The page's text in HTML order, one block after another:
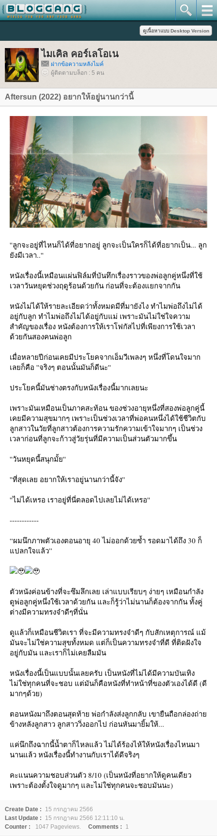
ไมเคิล คอร์เลโอเน
ฝากข้อความหลังไมค์
ผู้ติดตามบล็อก : 5 คน
Aftersun (2022) อยากให้อยู่นานกว่านี้
''ลูกจะอยู่ที่ไหนก็ได้ที่อยากอยู่ ลูกจะเป็นใครก็ได้ที่อยากเป็น... ลูก
ังมีเวลา..''
หนังเรื่องนี้เหมือนแผ่นฟิล์มที่บันทึกเรื่องราวของพ่อลูกคู่หนึ่งที่ใช้
เวลาวันหยุดช่วงฤดูร้อนด้วยกัน ก่อนที่จะต้องแยกจากกัน
หนังไม่ได้ให้รายละเอียดว่าทั้งหมดมีที่มายังไง ทำไมพ่อถึงไม่ได้
อยู่กับลูก ทำไมพ่อถึงไม่ได้อยู่กับแม่ เพราะมันไม่ใช่ใจความ
สำคัญของเรื่อง หนังต้องการให้เราโฟกัสไปที่เพียงการใช้เวลา
ด้วยกันสองคนพ่อลูก
เมื่อหลายปีก่อนเคยมีประโยคจากเอ็มวีเพลงๆ หนึ่งที่โดนใจมาก
เลยก็คือ ''จริงๆ ตอนนั้นมันก็ดีนะ''
ประโยคนี้มันช่างตรงกับหนังเรื่องนี้มากเลยนะ
เพราะมันเหมือนเป็นภาคสะท้อน ของช่วงอายุหนึ่งที่สองพ่อลูกคู่นี้
เคยมีความสุขมากๆ เพราะเป็นช่วงเวลาที่พ่อคนหนึ่งได้ใช้ชีวิตกับ
ลูกสาวในวัยที่ลูกสาวต้องการความรักความเข้าใจมากๆ เป็นช่วง
เวลาก่อนที่ลูกจะก้าวสู่วัยรุ่นที่มีความเป็นส่วนตัวมากขึ้น
''วันหยุดนี้สนุกมั้ย''
''ที่สุดเลย อยากให้เราอยู่นานกว่านี้จัง''
''ไม่ได้เหรอ เราอยู่ที่นี่ตลอดไปเลยไม่ได้เหรอ''
------------
“ผมนึกภาพตัวเองตอนอายุ 40 ไม่ออกด้วยซ้ำ รอดมาได้ถึง 30 ก็
ปลกใจแล้ว”
ตัวหนังค่อนข้างที่จะซึมลึกเลย เล่าแบบเรียบๆ ง่ายๆ เหมือนกำลัง
ดูพ่อลูกคู่หนึ่งใช้เวลาด้วยกัน และก็รู้ว่าไม่นานก็ต้องจากกัน ทั้งคู่
ต่างมีความทรงจำดีๆที่นั่น
ดูเเล้วก็เหมือนชีวิตเรา ที่จะมีความทรงจำดีๆ กับสักเหตุการณ์ แม้
มันจะไม่ใช่ความสุขทั้งหมด แต่ก็เป็นความทรงจำที่ดี ที่ติดฝังใจ
อยู่กับมัน และเราก็ไม่เคยลืมมัน
หนังเรื่องนี้เป็นแบบนั้นเลยครับ เป็นหนังที่ไม่ได้มีความบันเทิง
ไม่ใช่ทุกคนที่จะชอบ แต่มันก็คือหนังที่ทำหน้าที่ของตัวเองได้ดี (ดี
มากๆด้วย)
ตอนหนังมาถึงตอนสุดท้าย พ่อกำลังส่งลูกกลับ เขายืนถือกล่องถ่า
ข้างหลังลูกสาว ลูกสาววิ่งออกไป ก่อนหันมายิ้มให้...
ค่นึกถึงฉากนี้น้ำตาก็ไหลแล้ว ไม่ได้ร้องไห้ให้หนังเรื่องไหนมา
นานแล้ว หนังเรื่องนี้ทำงานกับเราได้ดีจริงๆ
คะแนนความชอบส่วนตัว 8/10 (เป็นหนังที่อยากให้ดูคนเดียว
เพราะต้องตั้งใจดูมากๆ และไม่ใช่ทุกคนจะชอบมันนะ)
Create Date :
15 กรกฎาคม 2566
Last Update :
15 กรกฎาคม 2566 12:11:10 น.
Counter :
1047 Pageviews. Comments : 1